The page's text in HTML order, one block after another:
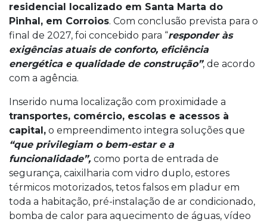
residencial localizado em Santa Marta do
Pinhal, em Corroios. Com conclusão prevista para o
final de 2027, foi concebido para “responder às
exigências atuais de conforto, eficiência
energética e qualidade de construção”, de acordo
com a agência.
Inserido numa localização com proximidade a
transportes, comércio, escolas e acessos à
capital, o empreendimento integra soluções que
“que privilegiam o bem-estar e a
funcionalidade”, como porta de entrada de
segurança, caixilharia com vidro duplo, estores
térmicos motorizados, tetos falsos em pladur em
toda a habitação, pré-instalação de ar condicionado,
bomba de calor para aquecimento de águas, vídeo